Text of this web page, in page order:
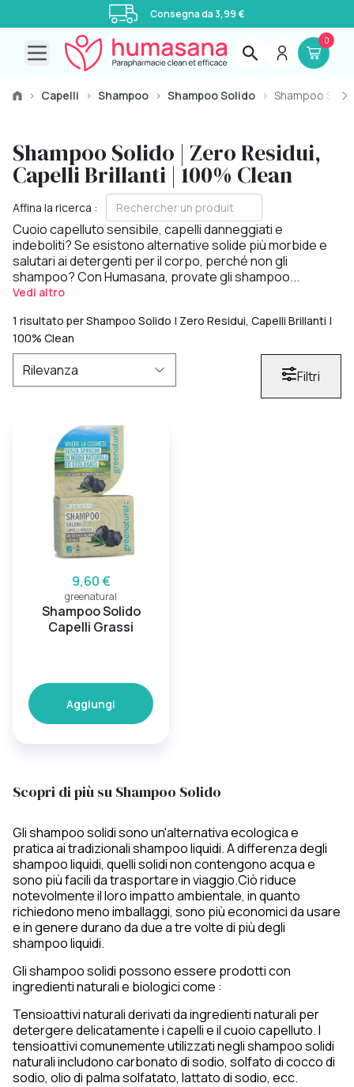
Consegna da 3,99 €
Open main menu
0
› Capelli › Shampoo › Shampoo Solido › Shampoo
Shampoo Solido | Zero Residui,
Capelli Brillanti | 100% Clean
Affina la ricerca :
Cuoio capelluto sensibile, capelli danneggiati e
indeboliti? Se esistono alternative solide più morbide e
salutari ai detergenti per il corpo, perché non gli
shampoo? Con Humasana, provate gli shampoo...
Vedi altro
1 risultato per Shampoo Solido | Zero Residui, Capelli Brillanti |
100% Clean
Filtri
9,60 €
greenatural
Shampoo Solido
Capelli Grassi
Aggiungi
Scopri di più su Shampoo Solido
Gli shampoo solidi sono un'alternativa ecologica e
pratica ai tradizionali shampoo liquidi. A differenza degli
shampoo liquidi, quelli solidi non contengono acqua e
sono più facili da trasportare in viaggio.Ciò riduce
notevolmente il loro impatto ambientale, in quanto
richiedono meno imballaggi, sono più economici da usare
e in genere durano da due a tre volte di più degli
shampoo liquidi.
Gli shampoo solidi possono essere prodotti con
ingredienti naturali e biologici come :
Tensioattivi naturali derivati da ingredienti naturali per
detergere delicatamente i capelli e il cuoio capelluto. I
tensioattivi comunemente utilizzati negli shampoo solidi
naturali includono carbonato di sodio, solfato di cocco di
sodio, olio di palma solfatato, lattato di sodio, ecc.